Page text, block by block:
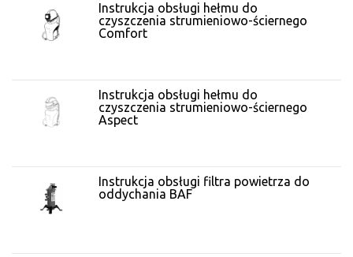
Instrukcja obsługi hełmu do
czyszczenia strumieniowo-ściernego
Comfort
Instrukcja obsługi hełmu do
czyszczenia strumieniowo-ściernego
Aspect
Instrukcja obsługi filtra powietrza do
oddychania BAF